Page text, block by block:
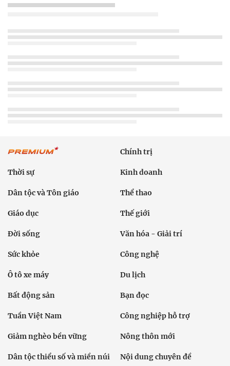
Chính trị
Thời sự Kinh doanh
Dân tộc và Tôn giáo Thể thao
Giáo dục Thế giới
Đời sống Văn hóa - Giải trí
Sức khỏe Công nghệ
Ô tô xe máy Du lịch
Bất động sản Bạn đọc
Tuần Việt Nam Công nghiệp hỗ trợ
Giảm nghèo bền vững Nông thôn mới
Dân tộc thiểu số và miền núi Nội dung chuyên đề